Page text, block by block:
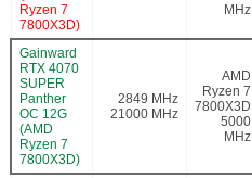
Ryzen 7
7800X3D)
MHz
Gainward
RTX 4070
SUPER
Panther
OC 12G
(AMD
Ryzen 7
7800X3D)
2849 MHz
21000 MHz
AMD
Ryzen 7
7800X3D
5000
MHz